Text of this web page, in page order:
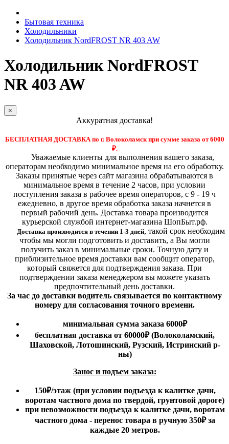
Бытовая техника
Холодильники
Холодильник NordFROST NR 403 AW
Холодильник NordFROST
NR 403 AW
×
Аккуратная доставка!
БЕСПЛАТНАЯ ДОСТАВКА по г. Волоколамск при сумме заказа от 6000
₽.
Уважаемые клиенты для выполнения вашего заказа,
операторам необходимо минимальное время на его обработку.
Заказы принятые через сайт магазина обрабатываются в
минимальное время в течение 2 часов, при условии
поступления заказа в рабочее время операторов, с 9 - 19 ч
ежедневно, в другое время обработка заказа начнется в
первый рабочий день. Доставка товара производится
курьерской службой интернет-магазина ШопБыт.рф.
Доставка производится в течении 1-3 дней, такой срок необходим
чтобы мы могли подготовить и доставить, а Вы могли
получить заказ в минимальные сроки. Точную дату и
приблизительное время доставки вам сообщит оператор,
который свяжется для подтверждения заказа. При
подтверждении заказа менеджером вы можете указать
предпочтительный день доставки.
За час до доставки водитель связывается по контактному
номеру для согласования точного времени.
минимальная сумма заказа 6000₽
бесплатная доставка от 60000₽ (Волоколамский,
Шаховской, Лотошинский, Рузский, Истринский р-
ны)
Занос и подъем заказа:
150₽/этаж(при условии подъезда к калитке дачи,
воротам частного дома по твердой, грунтовой дороге)
при невозможности подъезда к калитке дачи, воротам
частного дома - перенос товара в ручную 350₽ за
каждые 20 метров.